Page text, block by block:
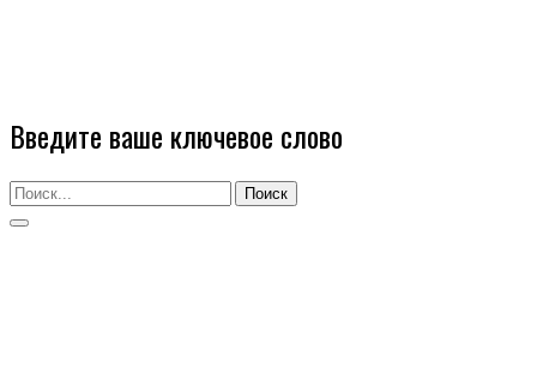
Введите ваше ключевое слово
Поиск